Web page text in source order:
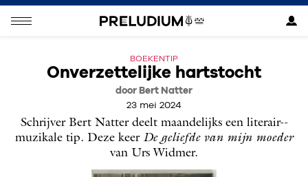
BOEKENTIP
Onverzettelijke hartstocht
door Bert Natter
23 mei 2024
Schrijver Bert Natter deelt maandelijks een literair-­
muzikale tip. Deze keer De geliefde van mijn moeder
van Urs Widmer.